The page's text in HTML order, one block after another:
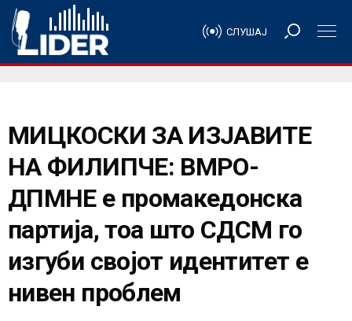
СЛУШАЈ
МИЦКОСКИ ЗА ИЗЈАВИТЕ
НА ФИЛИПЧЕ: ВМРО-
ДПМНЕ е промакедонска
партија, тоа што СДСМ го
изгуби својот идентитет е
нивен проблем